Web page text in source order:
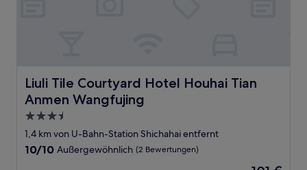
Liuli Tile Courtyard Hotel Houhai Tian
Anmen Wangfujing
Liuli Tile Courtyard Hotel Houhai Tian Anmen
3.5-
Sterne-
Unterkunft
1,4 km von U-Bahn-Station Shichahai entfernt
10.0
10/10 Außergewöhnlich (2 Bewertungen)